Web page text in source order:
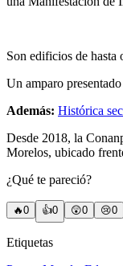
Son edificios de
Un amparo
Además: Histórica
Desde 2018, la
Morelos, ubicado
¿Qué te pareció?
🔥0 👍0 😲0 😢0
Etiquetas